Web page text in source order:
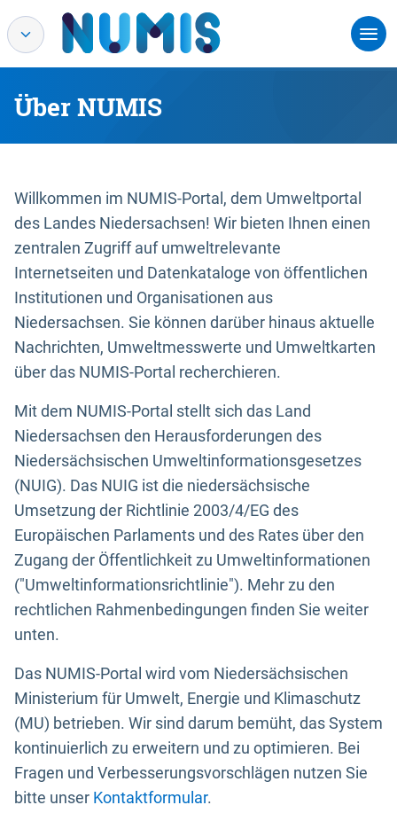
Über NUMIS
Willkommen im NUMIS-Portal, dem Umweltportal
des Landes Niedersachsen! Wir bieten Ihnen einen
zentralen Zugriff auf umweltrelevante
Internetseiten und Datenkataloge von öffentlichen
Institutionen und Organisationen aus
Niedersachsen. Sie können darüber hinaus aktuelle
Nachrichten, Umweltmesswerte und Umweltkarten
über das NUMIS-Portal recherchieren.
Mit dem NUMIS-Portal stellt sich das Land
Niedersachsen den Herausforderungen des
Niedersächsischen Umweltinformationsgesetzes
(NUIG). Das NUIG ist die niedersächsische
Umsetzung der Richtlinie 2003/4/EG des
Europäischen Parlaments und des Rates über den
Zugang der Öffentlichkeit zu Umweltinformationen
("Umweltinformationsrichtlinie"). Mehr zu den
rechtlichen Rahmenbedingungen finden Sie weiter
unten.
Das NUMIS-Portal wird vom Niedersächsischen
Ministerium für Umwelt, Energie und Klimaschutz
(MU) betrieben. Wir sind darum bemüht, das System
kontinuierlich zu erweitern und zu optimieren. Bei
Fragen und Verbesserungsvorschlägen nutzen Sie
bitte unser Kontaktformular.